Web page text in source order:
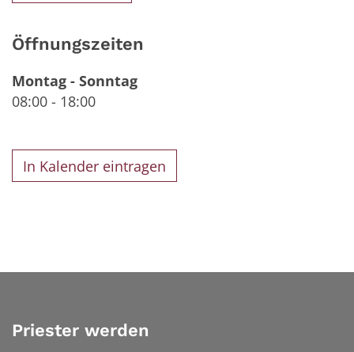
Öffnungszeiten
Montag - Sonntag
08:00 - 18:00
In Kalender eintragen
Priester werden